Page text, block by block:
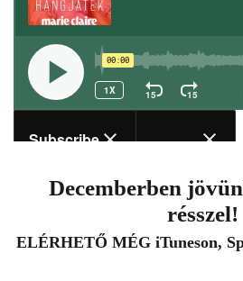
Decemberben
résszel!
ELÉRHETŐ MÉG iTuneson,